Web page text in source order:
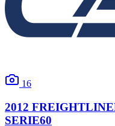
16
2012
SERIE60